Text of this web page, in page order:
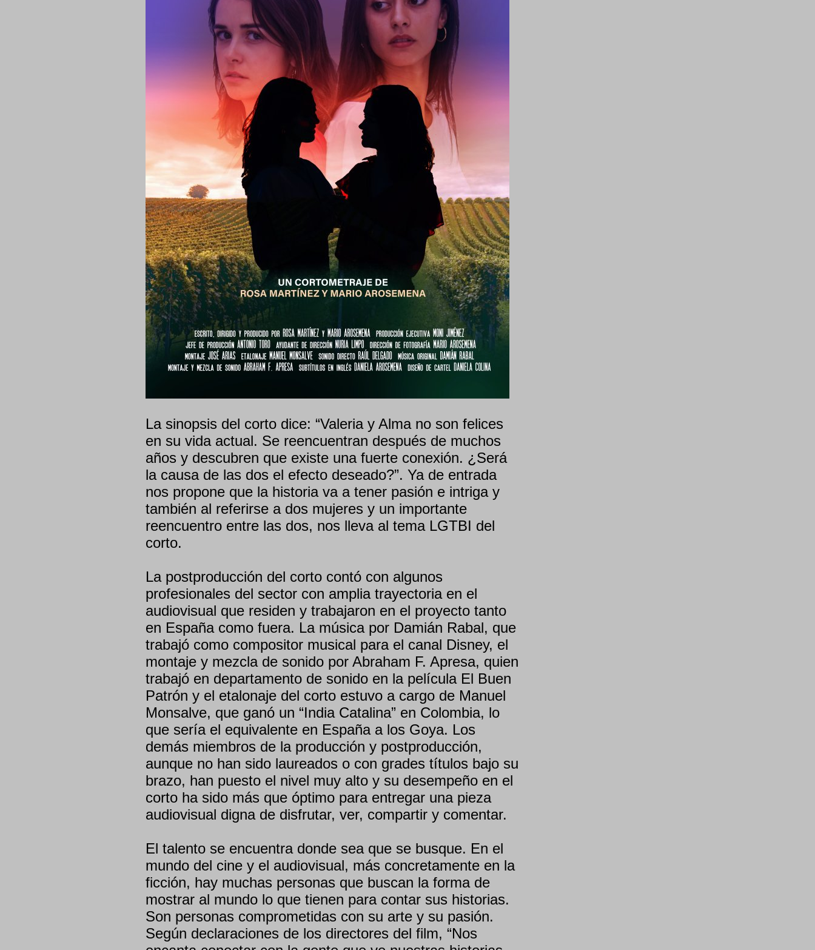
La sinopsis del corto dice: “Valeria y Alma no son felices
en su vida actual. Se reencuentran después de muchos
años y descubren que existe una fuerte conexión. ¿Será
la causa de las dos el efecto deseado?”. Ya de entrada
nos propone que la historia va a tener pasión e intriga y
también al referirse a dos mujeres y un importante
reencuentro entre las dos, nos lleva al tema LGTBI del
corto.
La postproducción del corto contó con algunos
profesionales del sector con amplia trayectoria en el
audiovisual que residen y trabajaron en el proyecto tanto
en España como fuera. La música por Damián Rabal, que
trabajó como compositor musical para el canal Disney, el
montaje y mezcla de sonido por Abraham F. Apresa, quien
trabajó en departamento de sonido en la película El Buen
Patrón y el etalonaje del corto estuvo a cargo de Manuel
Monsalve, que ganó un “India Catalina” en Colombia, lo
que sería el equivalente en España a los Goya. Los
demás miembros de la producción y postproducción,
aunque no han sido laureados o con grades títulos bajo su
brazo, han puesto el nivel muy alto y su desempeño en el
corto ha sido más que óptimo para entregar una pieza
audiovisual digna de disfrutar, ver, compartir y comentar.
El talento se encuentra donde sea que se busque. En el
mundo del cine y el audiovisual, más concretamente en la
ficción, hay muchas personas que buscan la forma de
mostrar al mundo lo que tienen para contar sus historias.
Son personas comprometidas con su arte y su pasión.
Según declaraciones de los directores del film, “Nos